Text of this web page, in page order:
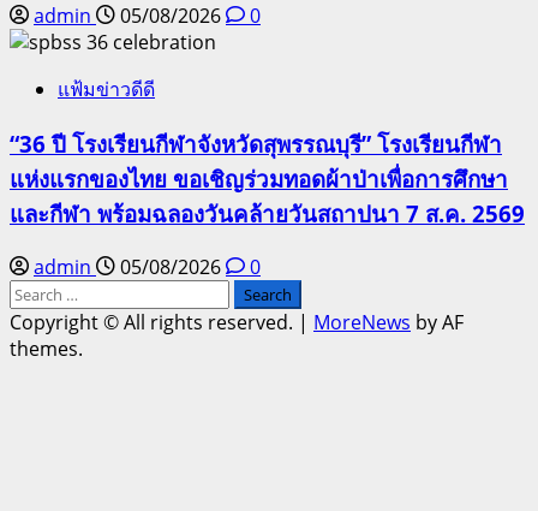
admin 05/08/2026 0
แฟ้มข่าวดีดี
“36 ปี โรงเรียนกีฬาจังหวัดสุพรรณบุรี” โรงเรียนกีฬา
แห่งแรกของไทย ขอเชิญร่วมทอดผ้าป่าเพื่อการศึกษา
และกีฬา พร้อมฉลองวันคล้ายวันสถาปนา 7 ส.ค. 2569
admin 05/08/2026
0
Search
for:
Copyright © All rights reserved. | MoreNews by AF
themes.